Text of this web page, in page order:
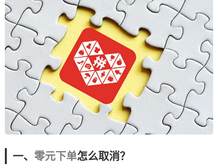
一、 零元下单怎么取消？